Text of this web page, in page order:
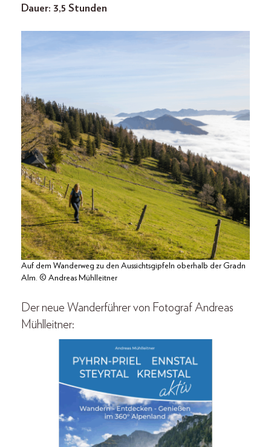
Dauer: 3,5 Stunden
Auf dem Wanderweg zu den Aussichtsgipfeln oberhalb der Gradn
Alm. © Andreas Mühlleitner
Der neue Wanderführer von Fotograf Andreas
Mühlleitner: